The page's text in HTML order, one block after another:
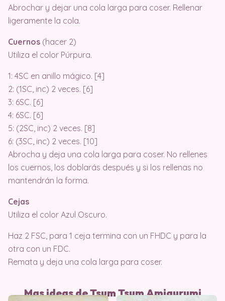
Abrochar y dejar una cola larga para coser. Rellenar
ligeramente la cola.
Cuernos (hacer 2)
Utiliza el color Púrpura.
1: 4SC en anillo mágico. [4]
2: (1SC, inc) 2 veces. [6]
3: 6SC. [6]
4: 6SC. [6]
5: (2SC, inc) 2 veces. [8]
6: (3SC, inc) 2 veces. [10]
Abrocha y deja una cola larga para coser. No rellenes
los cuernos, los doblarás después y si los rellenas no
mantendrán la forma.
Cejas
Utiliza el color Azul Oscuro.
Haz 2 FSC, para 1 ceja termina con un FHDC y para la
otra con un FDC.
Remata y deja una cola larga para coser.
Mas ideas de Tsum TsumAmigurumi